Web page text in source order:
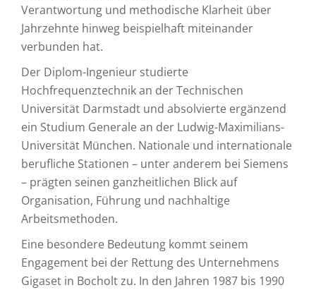
Verantwortung und methodische Klarheit über
Jahrzehnte hinweg beispielhaft miteinander
verbunden hat.
Der Diplom-Ingenieur studierte
Hochfrequenztechnik an der Technischen
Universität Darmstadt und absolvierte ergänzend
ein Studium Generale an der Ludwig-Maximilians-
Universität München. Nationale und internationale
berufliche Stationen – unter anderem bei Siemens
– prägten seinen ganzheitlichen Blick auf
Organisation, Führung und nachhaltige
Arbeitsmethoden.
Eine besondere Bedeutung kommt seinem
Engagement bei der Rettung des Unternehmens
Gigaset in Bocholt zu. In den Jahren 1987 bis 1990